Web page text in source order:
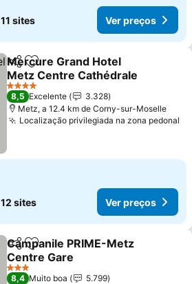
11 sites Ver preços
PartilharAdicionar aos favoritos
Mercure Grand Hotel
Metz Centre Cathédrale
Ver preços
4 Estrelas
8,5 Excelente
3.328
Metz, a 12.4 km de Corny-sur-Moselle
Localização privilegiada na zona pedonal
12 sites Ver preços
PartilharAdicionar aos favoritos
Campanile PRIME-Metz
Centre Gare
Ver preços
3 Estrelas
8,4 Muito boa
5.799